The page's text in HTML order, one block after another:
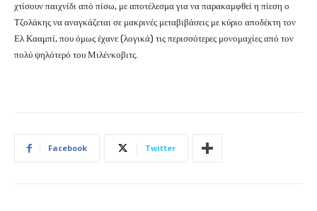
χτίσουν παιχνίδι από πίσω, με αποτέλεσμα για να παρακαμφθεί η πίεση ο
Τζολάκης να αναγκάζεται σε μακρινές μεταβιβάσεις με κύριο αποδέκτη τον
Ελ Κααμπί, που όμως έχανε (λογικά) τις περισσότερες μονομαχίες από τον
πολύ ψηλότερό του Μιλένκοβιτς.
Facebook Twitter